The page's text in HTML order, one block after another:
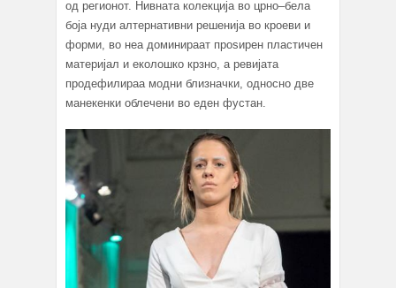
од регионот. Нивната колекција во црно–бела
боја нуди алтернативни решенија во кроеви и
форми, во неа доминираат проѕирен пластичен
материјал и еколошко крзно, а ревијата
продефилираа модни близначки, односно две
манекенки облечени во еден фустан.